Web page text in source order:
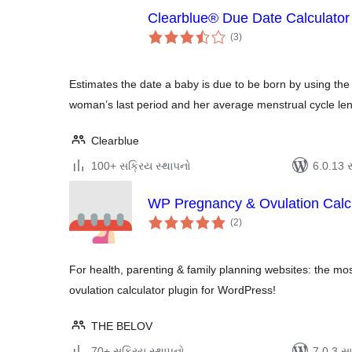
Clearblue® Due Date Calculator
(3કુલ
રેટિંગ્સ
)
Estimates the date a baby is due to be born by using
woman’s last period and her average menstrual cycle
Clearblue
100+ સક્રિય સ્થાપનો
6.0.13
WP Pregnancy & Ovulation
(2કુલ
રેટિંગ્સ
)
For health, parenting & family planning websites: the
ovulation calculator plugin for WordPress!
THE BELOV